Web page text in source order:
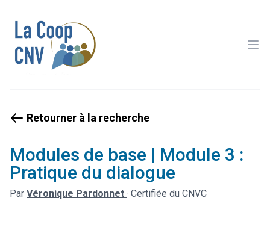
Retourner à la recherche
Modules de base | Module 3 :
Pratique du dialogue
Par Véronique Pardonnet · Certifiée du CNVC